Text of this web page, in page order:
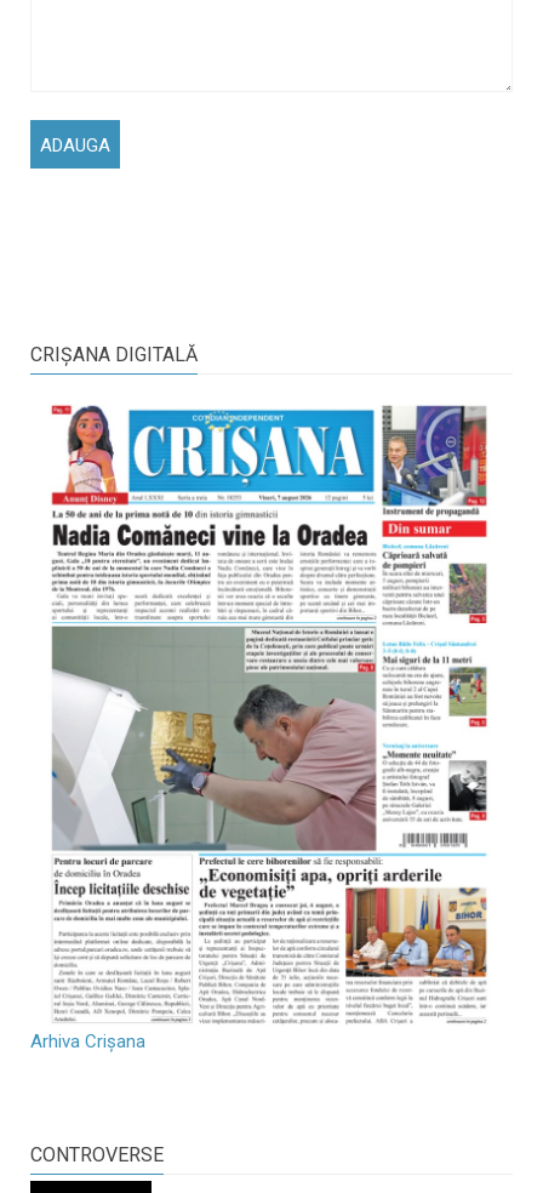
CRIŞANA DIGITALĂ
Arhiva Crișana
CONTROVERSE